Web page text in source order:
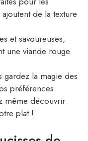
de la texture
et savoureuses,
une viande rouge.
gardez la magie des
préférences
même découvrir
plat !